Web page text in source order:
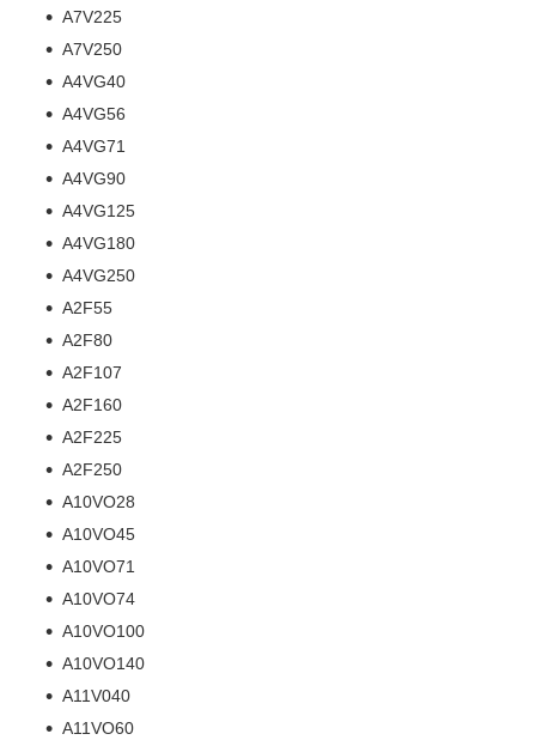
A7V225
A7V250
A4VG40
A4VG56
A4VG71
A4VG90
A4VG125
A4VG180
A4VG250
A2F55
A2F80
A2F107
A2F160
A2F225
A2F250
A10VO28
A10VO45
A10VO71
A10VO74
A10VO100
A10VO140
A11V040
A11VO60